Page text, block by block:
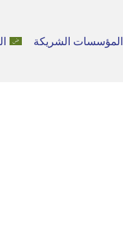
المؤسسات الشريكة